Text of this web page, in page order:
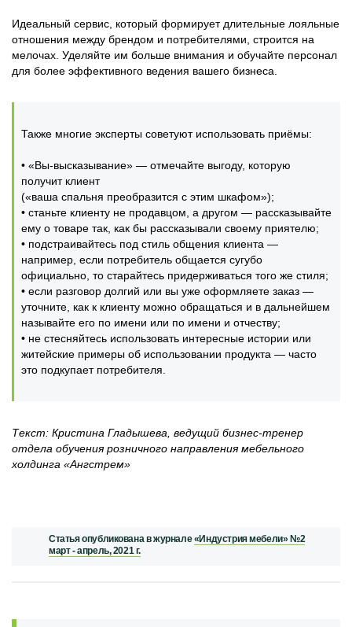
Идеальный сервис, который формирует длительные лояльные
отношения между брендом и потребителями, строится на
мелочах. Уделяйте им больше внимания и обучайте персонал
для более эффективного ведения вашего бизнеса.
Также многие эксперты советуют использовать приёмы:
• «Вы-высказывание» — отмечайте выгоду, которую
получит клиент
(«ваша спальня преобразится с этим шкафом»);
• станьте клиенту не продавцом, а другом — рассказывайте
ему о товаре так, как бы рассказывали своему приятелю;
• подстраивайтесь под стиль общения клиента —
например, если потребитель общается сугубо
официально, то старайтесь придерживаться того же стиля;
• если разговор долгий или вы уже оформляете заказ —
уточните, как к клиенту можно обращаться и в дальнейшем
называйте его по имени или по имени и отчеству;
• не стесняйтесь использовать интересные истории или
житейские примеры об использовании продукта — часто
это подкупает потребителя.
Текст: Кристина Гладышева, ведущий бизнес-тренер
отдела обучения розничного направления мебельного
холдинга «Ангстрем»
Статья опубликована в журнале«Индустрия мебели» №2
март - апрель, 2021 г.